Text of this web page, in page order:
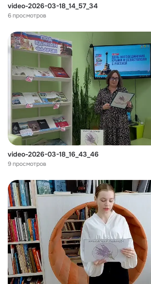
video-2026-03-18_14_57_34
6 просмотров
video-2026-03-18_16_43_46
9 просмотров